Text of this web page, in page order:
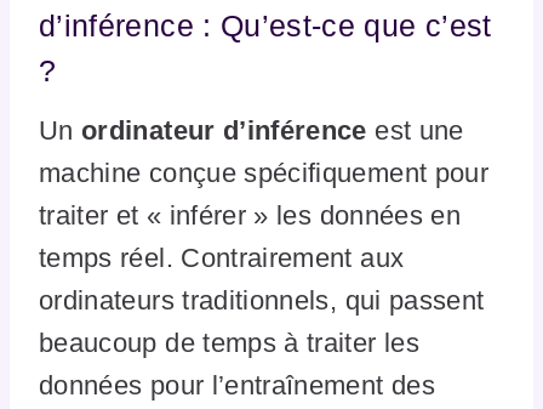
d’inférence : Qu’est-ce que c’est
?
Un ordinateur d’inférence est une
machine conçue spécifiquement pour
traiter et « inférer » les données en
temps réel. Contrairement aux
ordinateurs traditionnels, qui passent
beaucoup de temps à traiter les
données pour l’entraînement des